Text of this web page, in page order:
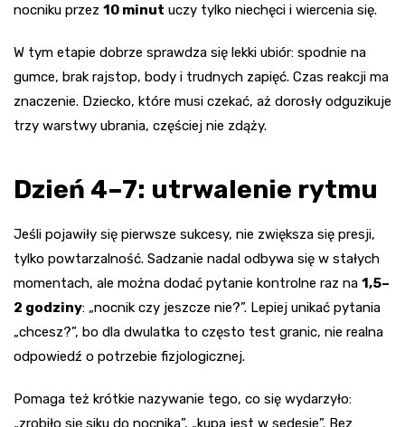
nocniku przez 10 minut uczy tylko niechęci i wiercenia się.
W tym etapie dobrze sprawdza się lekki ubiór: spodnie na
gumce, brak rajstop, body i trudnych zapięć. Czas reakcji ma
znaczenie. Dziecko, które musi czekać, aż dorosły odguzikuje
trzy warstwy ubrania, częściej nie zdąży.
Dzień 4–7: utrwalenie rytmu
Jeśli pojawiły się pierwsze sukcesy, nie zwiększa się presji,
tylko powtarzalność. Sadzanie nadal odbywa się w stałych
momentach, ale można dodać pytanie kontrolne raz na 1,5–
2 godziny: „nocnik czy jeszcze nie?”. Lepiej unikać pytania
„chcesz?”, bo dla dwulatka to często test granic, nie realna
odpowiedź o potrzebie fizjologicznej.
Pomaga też krótkie nazywanie tego, co się wydarzyło:
„zrobiło się siku do nocnika”, „kupa jest w sedesie”. Bez